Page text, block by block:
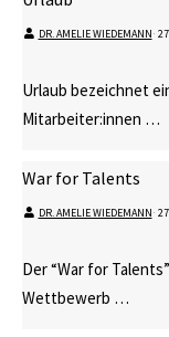
DR. AMELIE WIEDEMANN⋅
Urlaub bezeichnet
Mitarbeiter:innen …
War for Talents
DR. AMELIE WIEDEMANN⋅
Der “War for
Wettbewerb …